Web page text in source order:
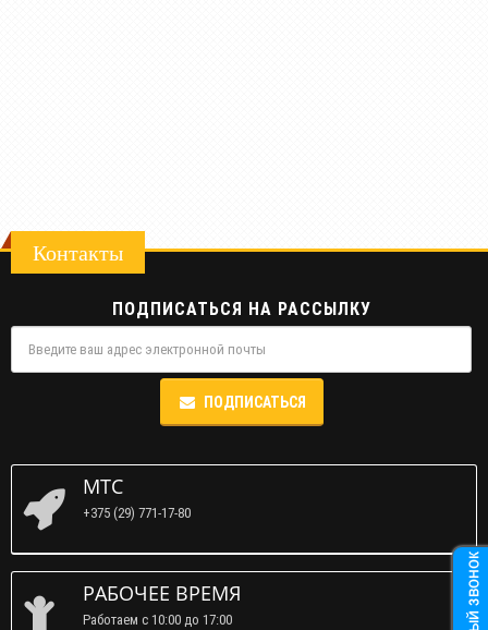
Контакты
ПОДПИСАТЬСЯ НА РАССЫЛКУ
ПОДПИСАТЬСЯ
МТС
+375 (29) 771-17-80
РАБОЧЕЕ ВРЕМЯ
Работаем c 10:00 до 17:00